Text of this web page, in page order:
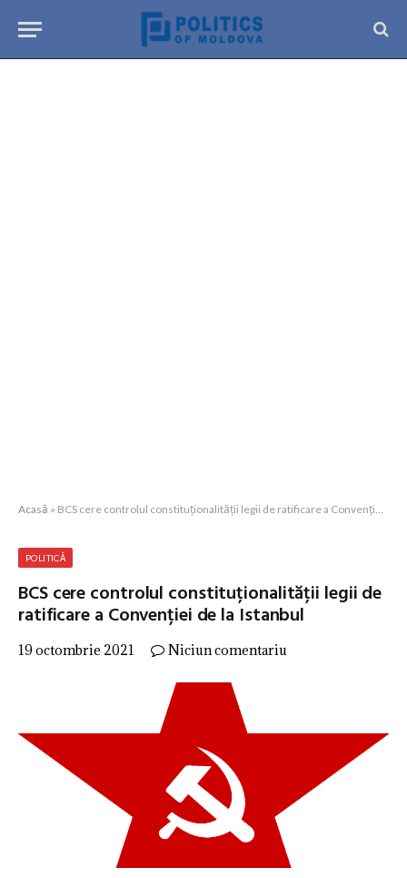
Acasă » BCS cere controlul constituționalității legii de ratificare a Convenției de la Istanbul
POLITICĂ
BCS cere controlul constituționalității legii de
ratificare a Convenției de la Istanbul
19 octombrie 2021 Niciun comentariu